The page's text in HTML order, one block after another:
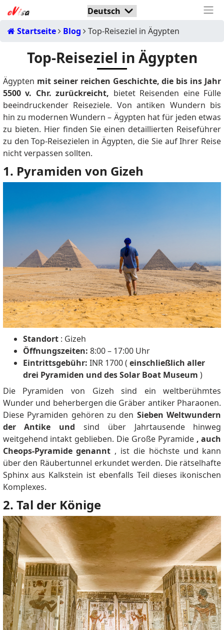
Startseite Blog Top-Reiseziel in Ägypten
Top-Reiseziel in Ägypten
Ägypten mit seiner reichen Geschichte, die bis ins Jahr
5500 v. Chr. zurückreicht, bietet Reisenden eine Fülle
beeindruckender Reiseziele. Von antiken Wundern bis
hin zu modernen Wundern – Ägypten hat für jeden etwas
zu bieten. Hier finden Sie einen detaillierten Reiseführer
zu den Top-Reisezielen in Ägypten, die Sie auf Ihrer Reise
nicht verpassen sollten.
1. Pyramiden von Gizeh
Standort: Gizeh
Öffnungszeiten: 8:00 – 17:00 Uhr
Eintrittsgebühr: INR 1700 ( einschließlich aller
drei Pyramiden und des Solar Boat Museum )
Die Pyramiden von Gizeh sind ein weltberühmtes
Wunder und beherbergen die Gräber antiker Pharaonen.
Diese Pyramiden gehören zu den Sieben Weltwundern
der Antike und sind über Jahrtausende hinweg
weitgehend intakt geblieben. Die Große Pyramide , auch
Cheops-Pyramide genannt , ist die höchste und kann
über den Räubertunnel erkundet werden. Die rätselhafte
Sphinx aus Kalkstein ist ebenfalls Teil dieses ikonischen
Komplexes.
2. Tal der Könige